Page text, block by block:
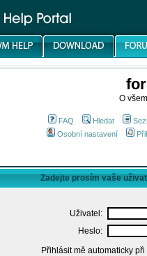
O
FAQ Hledat
Osobní nastavení
Zadejte prosím vaše
Uživatel:
Heslo:
Přihlásit mě automaticky